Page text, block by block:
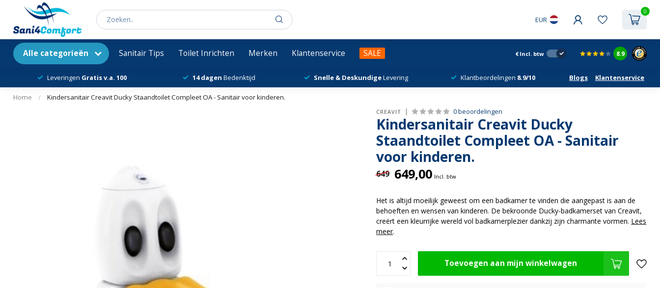
EUR
0
Alle categorieën Sanitair Tips Toilet Inrichten Merken Klantenservice SALE € Incl. btw 8.9
Leveringen Gratis v.a. 100 14 dagen Bedenktijd Snelle & DeskundigeLevering Klantbeordelingen 8.9/10 Blogs Klantenservice
Home / Kindersanitair Creavit Ducky Staandtoilet Compleet OA - Sanitair voor kinderen.
CREAVIT 0 beoordelingen
Kindersanitair Creavit Ducky
Staandtoilet Compleet OA - Sanitair
voor kinderen.
649 649,00 Incl. btw
Het is altijd moeilijk geweest om een badkamer te vinden die aangepast is aan de
behoeften en wensen van kinderen. De bekroonde Ducky-badkamerset van Creavit,
creërt een kleurrijke wereld vol badkamerplezier dankzij zijn charmante vormen. Lees
meer.
Toevoegen aan mijn winkelwagen